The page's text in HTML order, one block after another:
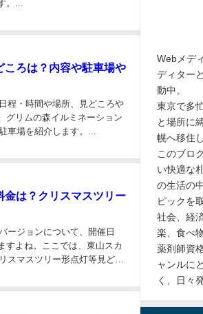
。...
ころは？内容や駐車場や
程・時間や場所、見どころや
グリムの森イルミネーション
車場を紹介します。...
金は？クリスマスツリー
ージョンについて、開催日
すよね。ここでは、東山スカ
スマスツリー形点灯等見どこ
Webメデ
ディター
動中。
東京で多
と場所に
幌へ移住
このブロ
い快適な
の生活の
ピックを
社会、経
楽、食べ
薬剤師資
ャンルに
く、日々